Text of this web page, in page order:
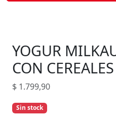
YOGUR
CON
$ 1.799,90
Sin stock